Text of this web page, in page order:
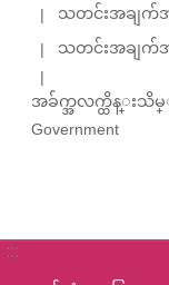
သတင်းအချက်အ
သတင်းအချက်အ
အခ်က္အလက္ထိန္းသိမ္း
Government
:::